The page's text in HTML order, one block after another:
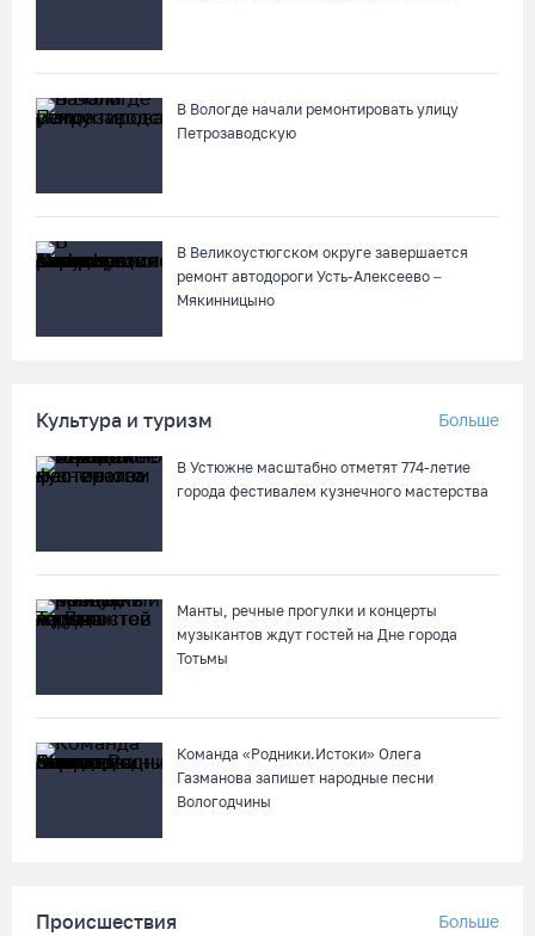
гостей города 8 и 9 августа
Череповецкая пенсионерка продала украшения и лишилась
более полумиллиона рублей
07.08.26 / 12:32
В центре Вологды появилось необычное кафе в автобусе
остановят на три дня
В Вологде начали ремонтировать улицу
Петрозаводскую
В Великоустюгском округе завершается
ремонт автодороги Усть-Алексеево –
Мякинницыно
Культура и туризм Больше
В Устюжне масштабно отметят 774-летие
города фестивалем кузнечного мастерства
Манты, речные прогулки и концерты
музыкантов ждут гостей на Дне города
Тотьмы
Команда «Родники.Истоки» Олега
Газманова запишет народные песни
Вологодчины
Происшествия Больше